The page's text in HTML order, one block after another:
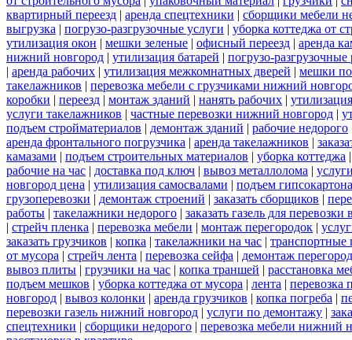
квартирный переезд | аренда спецтехники | сборщики мебели
выгрузка | погрузо-разгрузочные услуги | уборка коттеджа от
утилизация окон | мешки зеленые | офисный переезд | аренда
нижний новгород | утилизация батарей | погрузо-разгрузочные
| аренда рабочих | утилизация межкомнатных дверей | мешки
такелажников | перевозка мебели с грузчиками нижний
коробки | переезд | монтаж зданий | нанять рабочих |
услуги такелажников | частные перевозки нижний новгород |
подъем стройматериалов | демонтаж зданий | рабочие недорого
аренда фронтального погрузчика | аренда такелажников |
камазами | подъем строительных материалов | уборка коттеджа
рабочие на час | доставка под ключ | вывоз металлолома |
новгород цена | утилизация самосвалами | подъем гипсокартона
грузоперевозки | демонтаж строений | заказать сборщиков |
работы | такелажники недорого | заказать газель для
| стрейч пленка | перевозка мебели | монтаж перегородок |
заказать грузчиков | копка | такелажники на час | транспортные
от мусора | стрейч лента | перевозка сейфа | демонтаж
вывоз плиты | грузчики на час | копка траншей | расстановка
подъем мешков | уборка коттеджа от мусора | лента | перевозка
новгород | вывоз колонки | аренда грузчиков | копка погреба |
перевозки газель нижний новгород | услуги по демонтажу |
спецтехники | сборщики недорого | перевозка мебели нижний